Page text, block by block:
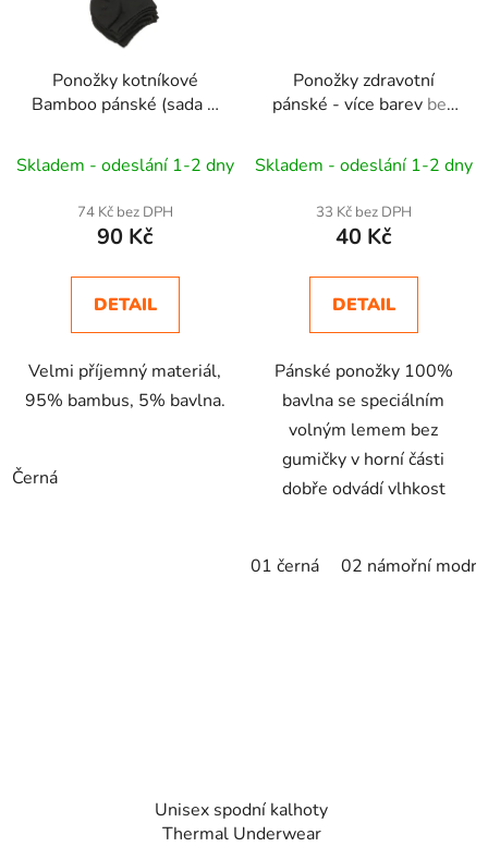
Ponožky kotníkové
Bamboo pánské (sada 3
Skladem - odeslání 1-2 dny
74 Kč bez DPH
90 Kč
DETAIL
Velmi příjemný materiál,
95% bambus, 5% bavlna.
Černá
Ponožky zdravotní
pánské - více barev bez
Skladem - odeslání 1-2 dny
33 Kč bez DPH
40 Kč
DETAIL
Pánské ponožky 100%
bavlna se speciálním
volným lemem bez
gumičky v horní části
dobře odvádí vlhkost
01 černá 02 námořní modrá
Unisex spodní kalhoty
Thermal Underwear